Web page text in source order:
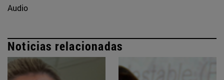
Audio
Noticias relacionadas